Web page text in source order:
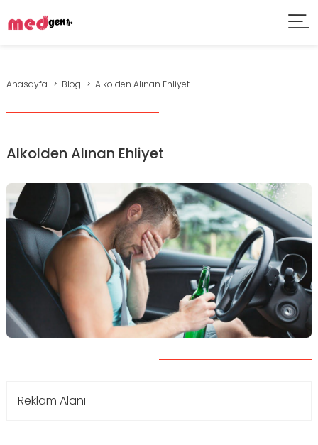
Anasayfa Blog Alkolden Alınan Ehliyet
Alkolden Alınan Ehliyet
Reklam Alanı